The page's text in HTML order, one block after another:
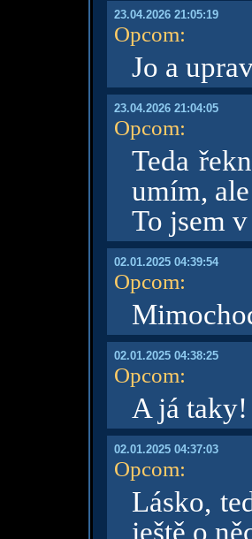
23.04.2026 21:05:19
Opcom:
Jo a
23.04.2026 21:04:05
Opcom:
Teda
umím,
To jsem
02.01.2025 04:39:54
Opcom:
02.01.2025 04:38:25
Opcom:
A já taky!
02.01.2025 04:37:03
Opcom:
Lásko,
ještě o